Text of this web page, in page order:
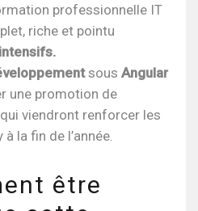
professionnelle IT
riche et pointu
sous Angular
une promotion de
viendront renforcer les
la fin de l’année.
être